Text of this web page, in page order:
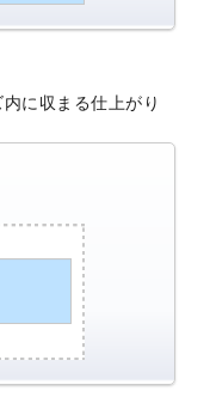
に収まる仕上がり